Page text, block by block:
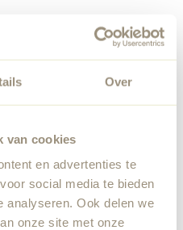
Over
van cookies
en advertenties te
social media te bieden
analyseren. Ook delen we
onze site met onze
wrong